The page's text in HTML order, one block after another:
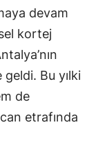
devam
kortej
Bu yılki
de
etrafında